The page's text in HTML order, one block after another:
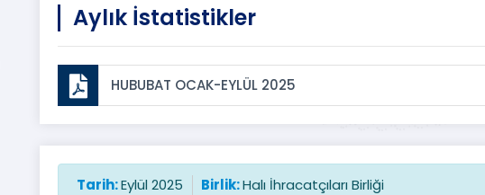
Aylık İstatistikler
HUBUBAT OCAK-EYLÜL 2025
Tarih:Eylül 2025 Birlik:Halı İhracatçıları Birliği